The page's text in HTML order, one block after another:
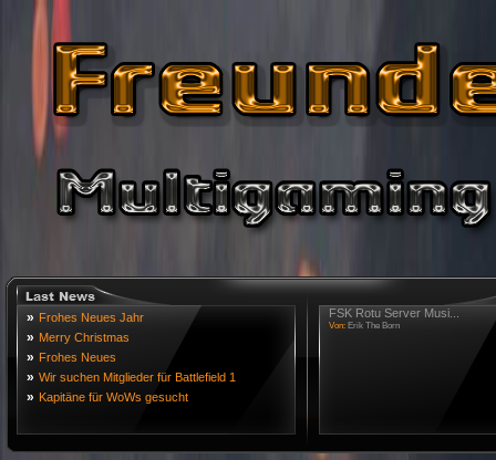
» Frohes Neues Jahr
» Merry Christmas
» Frohes Neues
» Wir suchen Mitglieder für Battlefield 1
» Kapitäne für WoWs gesucht
FSK Rotu Server Musi...
Von: Erik The Born